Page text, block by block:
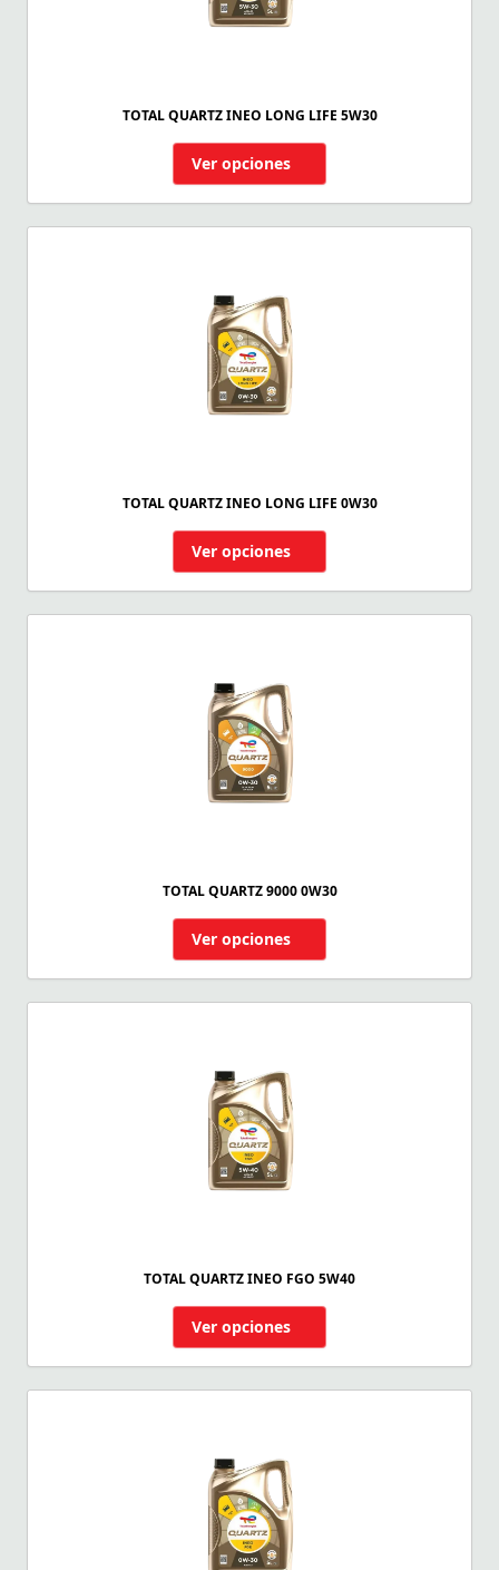
TOTAL QUARTZ INEO LONG LIFE 5W30
Ver opciones
TOTAL QUARTZ INEO LONG LIFE 0W30
Ver opciones
TOTAL QUARTZ 9000 0W30
Ver opciones
TOTAL QUARTZ INEO FGO 5W40
Ver opciones